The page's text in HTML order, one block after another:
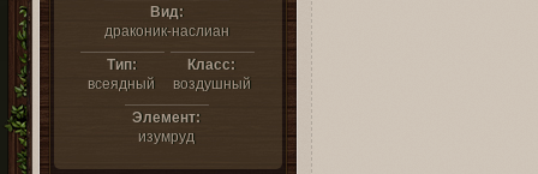
Вид:
драконик-наслиан
Тип:
всеядный
Класс:
воздушный
Элемент:
изумруд